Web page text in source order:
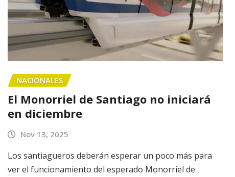
NACIONALES
El Monorriel de Santiago no iniciará
en diciembre
Nov 13, 2025
Los santiagueros deberán esperar un poco más para
ver el funcionamiento del esperado Monorriel de